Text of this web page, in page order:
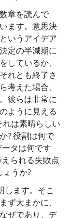
章を読んで
ます。意思決
いうアイデア
定の半減期に
しているか、
れとも終了さ
考えた場合、
彼らは非常に
ように見える
は素晴らしい
? 役割は何で
タは何です
られる失敗点
うか?
します。そこ
ず大まかに、
ぜであり、デ